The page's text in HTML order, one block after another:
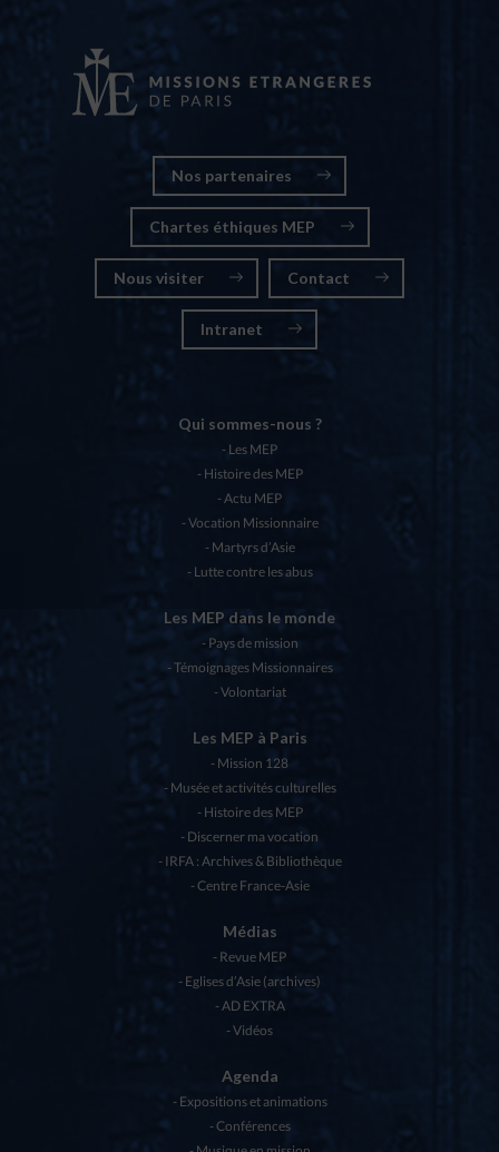
Nos partenaires
Chartes éthiques MEP
Nous visiter Contact
Intranet
Qui sommes-nous ?
Les MEP
Histoire des MEP
Actu MEP
Vocation Missionnaire
Martyrs d’Asie
Lutte contre les abus
Les MEP dans le monde
Pays de mission
Témoignages Missionnaires
Volontariat
Les MEP à Paris
Mission 128
Musée et activités culturelles
Histoire des MEP
Discerner ma vocation
IRFA : Archives & Bibliothèque
Centre France-Asie
Médias
Revue MEP
Eglises d’Asie (archives)
AD EXTRA
Vidéos
Agenda
Expositions et animations
Conférences